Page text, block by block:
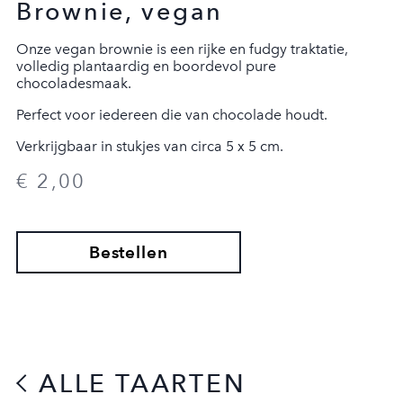
Brownie, vegan
Onze vegan brownie is een rijke en fudgy traktatie,
volledig plantaardig en boordevol pure
chocoladesmaak.
Perfect voor iedereen die van chocolade houdt.
Verkrijgbaar in stukjes van circa 5 x 5 cm.
€ 2,00
Bestellen
ALLE TAARTEN